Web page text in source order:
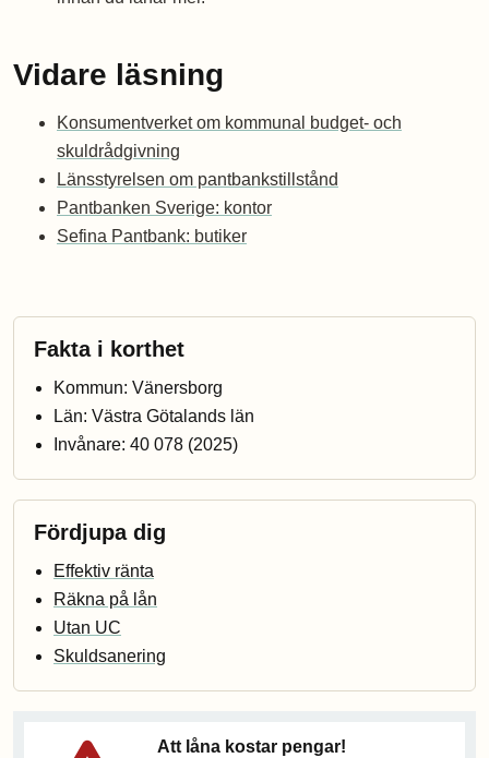
Vidare läsning
Konsumentverket om kommunal budget- och
skuldrådgivning
Länsstyrelsen om pantbankstillstånd
Pantbanken Sverige: kontor
Sefina Pantbank: butiker
Fakta i korthet
Kommun: Vänersborg
Län: Västra Götalands län
Invånare: 40 078 (2025)
Fördjupa dig
Effektiv ränta
Räkna på lån
Utan UC
Skuldsanering
Att låna kostar pengar!